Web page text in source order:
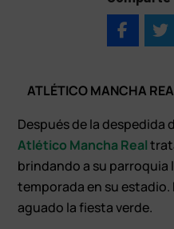
ATLÉTICO MANCHA
Después de la despedida
Atlético Mancha Real
brindando a su parroquia
temporada en su estadio.
aguado la fiesta verde.